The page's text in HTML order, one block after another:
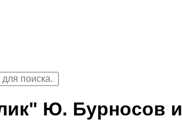
Ю. Бурносов